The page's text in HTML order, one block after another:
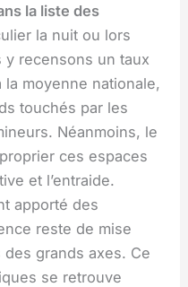
la liste des
la nuit ou lors
y recensons un taux
moyenne nationale,
touchés par les
Néanmoins, le
ces espaces
et l’entraide.
apporté des
reste de mise
des grands axes. Ce
se retrouve